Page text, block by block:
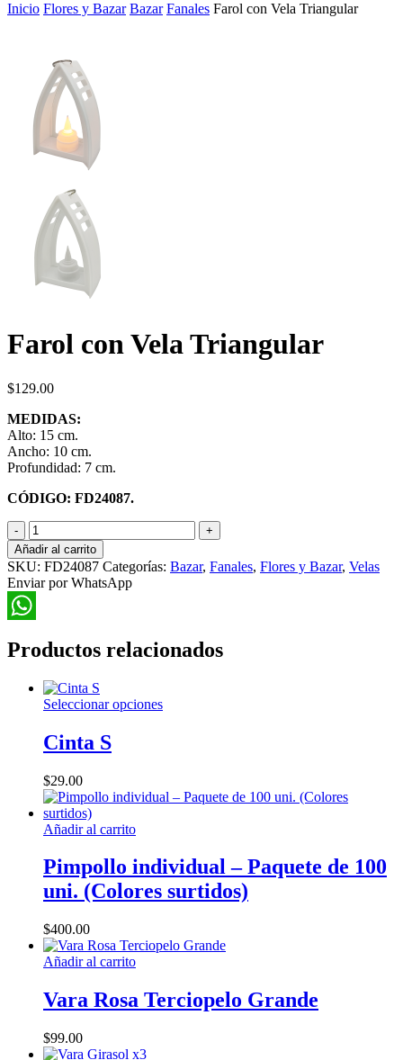
Inicio Flores y Bazar Bazar Fanales Farol con Vela Triangular
Farol con Vela Triangular
$129.00
MEDIDAS:
Alto: 15 cm.
Ancho: 10 cm.
Profundidad: 7 cm.
CÓDIGO: FD24087.
Farol
con
Vela
Triangular
cantidad
Añadir al carrito
SKU: FD24087 Categorías: Bazar, Fanales, Flores y Bazar, Velas
Enviar por WhatsApp
Productos relacionados
Seleccionar opcionesEste
opciones
en
la
página
Cinta S
$29.00
Añadir al carrito
Pimpollo individual – Paquete de 100
uni. (Colores surtidos)
$400.00
Añadir al carrito
Vara Rosa Terciopelo Grande
$99.00